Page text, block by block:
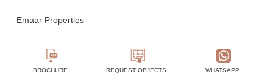
Emaar Properties
BROCHURE REQUEST OBJECTS WHATSAPP